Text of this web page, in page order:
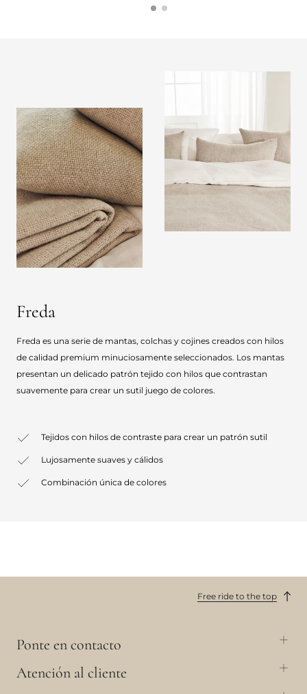
Freda
Freda es una serie de mantas, colchas y cojines creados con hilos
de calidad premium minuciosamente seleccionados. Los mantas
presentan un delicado patrón tejido con hilos que contrastan
suavemente para crear un sutil juego de colores.
Tejidos con hilos de contraste para crear un patrón sutil
Lujosamente suaves y cálidos
Combinación única de colores
Free ride to the top
Ponte en contacto
Atención al cliente